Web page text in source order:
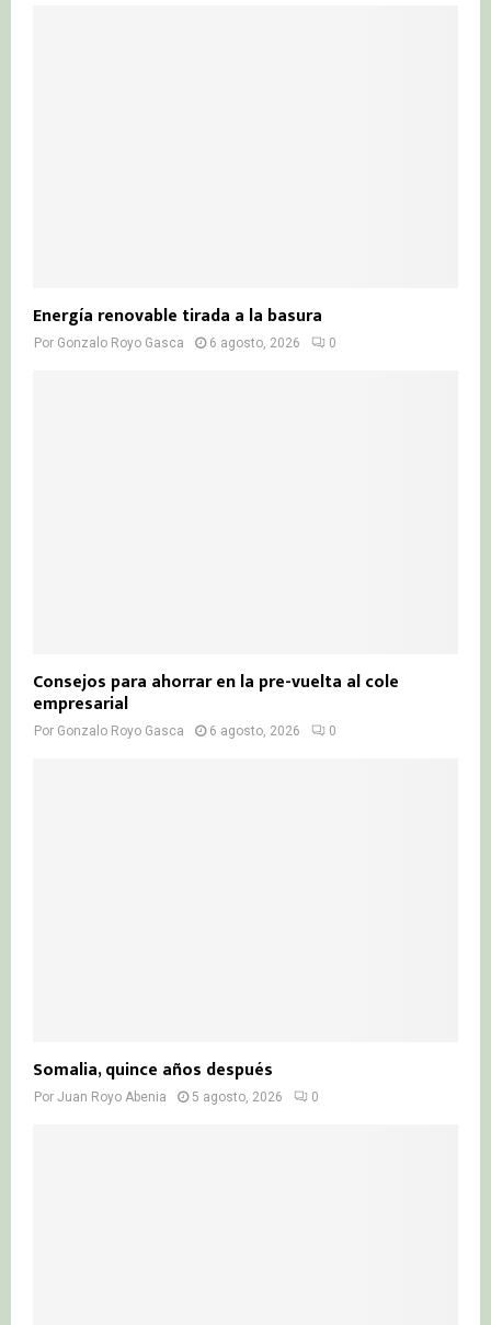
Energía renovable tirada a la basura
Por Gonzalo Royo Gasca 6 agosto, 2026 0
Consejos para ahorrar en la pre-vuelta al cole
empresarial
Por Gonzalo Royo Gasca 6 agosto, 2026 0
Somalia, quince años después
Por Juan Royo Abenia 5 agosto, 2026 0